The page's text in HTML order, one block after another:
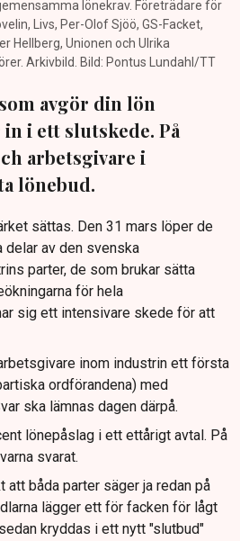
lönekrav. Företrädare för
Livs, Per-Olof Sjöö, GS-Facket,
Hellberg, Unionen och Ulrika
Arkivbild. Bild: Pontus Lundahl/TT
avgör din lön
i ett slutskede. På
arbetsgivare i
lönebud.
sättas. Den 31 mars löper de
delar av den svenska
parter, de som brukar sätta
för hela
sig ett intensivare skede för att
inom industrin ett första
ordförandena) med
ska lämnas dagen därpå.
lönepåslag i ett ettårigt avtal. På
svarat.
att båda parter säger ja redan på
lägger ett för facken för lågt
kryddas i ett nytt "slutbud"